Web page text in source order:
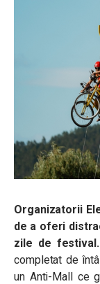
Organizatorii
de a oferi
zile de festival.
completat de
un Anti-Mall ce